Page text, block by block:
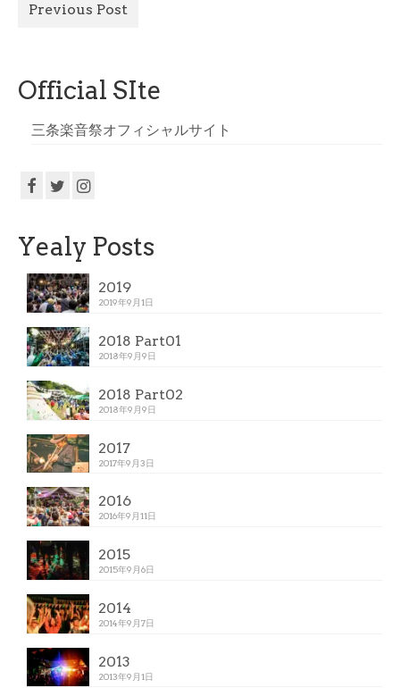
Previous Post
Official SIte
三条楽音祭オフィシャルサイト
Yealy Posts
2019
2019年9月1日
2018 Part01
2018年9月9日
2018 Part02
2018年9月9日
2017
2017年9月3日
2016
2016年9月11日
2015
2015年9月6日
2014
2014年9月7日
2013
2013年9月1日